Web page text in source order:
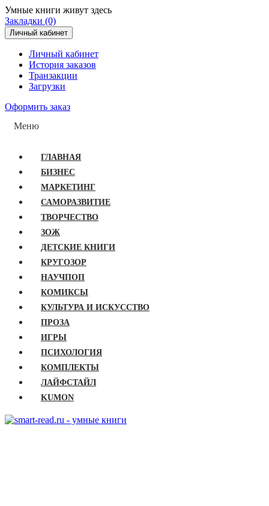
Умные книги живут здесь
Закладки (0)
Личный кабинет
Личный кабинет
История заказов
Транзакции
Загрузки
Оформить заказ
Меню
ГЛАВНАЯ
БИЗНЕС
МАРКЕТИНГ
САМОРАЗВИТИЕ
ТВОРЧЕСТВО
ЗОЖ
ДЕТСКИЕ КНИГИ
КРУГОЗОР
НАУЧПОП
КОМИКСЫ
КУЛЬТУРА И ИСКУССТВО
ПРОЗА
ИГРЫ
ПСИХОЛОГИЯ
КОМПЛЕКТЫ
ЛАЙФСТАЙЛ
KUMON